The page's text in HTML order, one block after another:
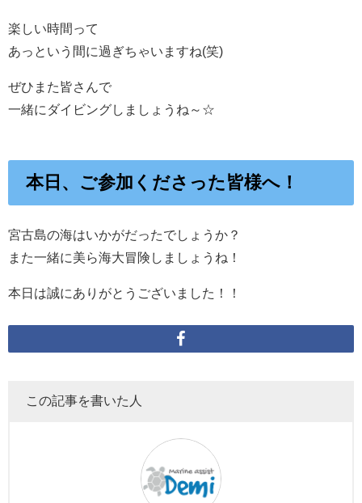
楽しい時間って
あっという間に過ぎちゃいますね(笑)
ぜひまた皆さんで
一緒にダイビングしましょうね～☆
本日、ご参加くださった皆様へ！
宮古島の海はいかがだったでしょうか？
また一緒に美ら海大冒険しましょうね！
本日は誠にありがとうございました！！
この記事を書いた人